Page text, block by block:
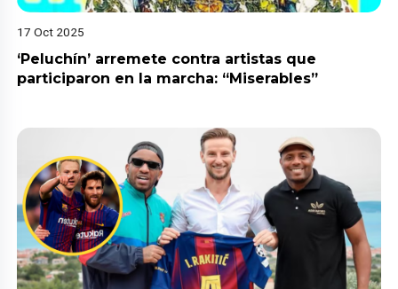
17 Oct 2025
‘Peluchín’ arremete contra artistas que
participaron en la marcha: “Miserables”